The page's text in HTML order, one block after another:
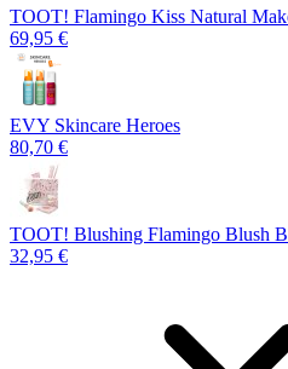
TOOT! Flamingo Kiss Natural
69,95 €
EVY Skincare Heroes
80,70 €
TOOT! Blushing Flamingo Blush
32,95 €